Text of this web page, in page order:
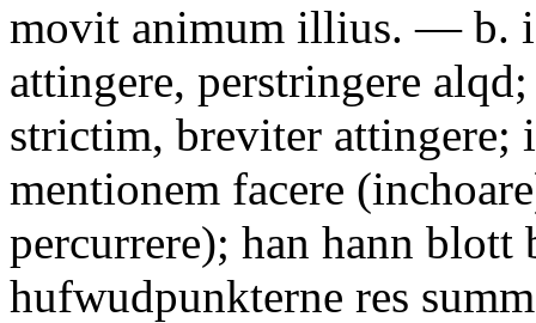
movit animum illius. — b. i
attingere, perstringere
strictim, breviter attingere;
mentionem facere
percurrere); han hann blott
hufwudpunkterne res